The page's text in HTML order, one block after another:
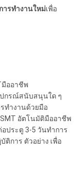
ารทํางานใหม่เพื่อ
มืออาชีพ
ปกรณ์สนับสนุนใด ๆ
ทํางานด้วยมือ
อัตโนมัติมืออาชีพ
ประตู 3-5 วันทําการ
การ ตัวอย่าง เพื่อ